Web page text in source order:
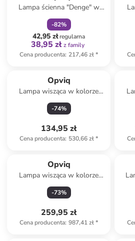
Lampa ścienna "Denge" w
kolorze czarnym - 4 x 11 cm
-82%
42,95 złregularna
38,95 zł z family
Cena producenta: 217,46 zł*
Opviq
Lampa wisząca w kolorze
srebrnym - szer. 30 cm
-74%
134,95 zł
Cena producenta: 530,66 zł*
Opviq
Lampa wisząca w kolorze
szarym - Ø 50 cm
-73%
259,95 zł
Cena producenta: 987,41 zł*